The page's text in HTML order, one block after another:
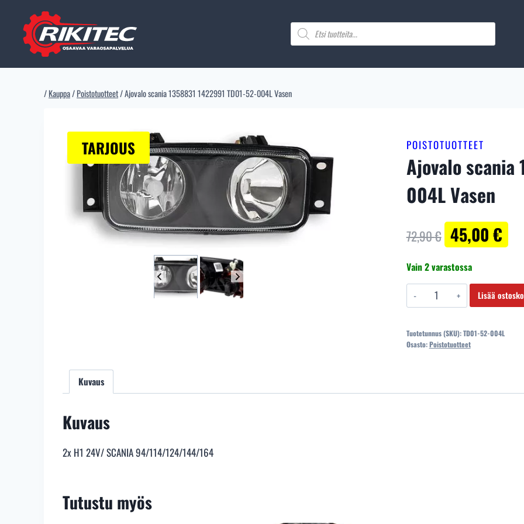
sisältöön
Products
search
/Kauppa/Poistotuotteet/Ajovalo scania 1358831 1422991 TD01-52-004L Vasen
TARJOUS POISTOTUOTTEET
Ajovalo scania
004L Vasen
72,90€ Alkuperäinen
hinta
oli:
72,90 €.
45,00€
hinta
Vain 2 varastossa
Ajovalo
scania
1422991
Lisää
Tuotetunnus (SKU):TD01-52-004L
Osasto:Poistotuotteet
Kuvaus
Kuvaus
2x H1 24V/ SCANIA 94/114/124/144/164
Tutustu myös
oli:
on: